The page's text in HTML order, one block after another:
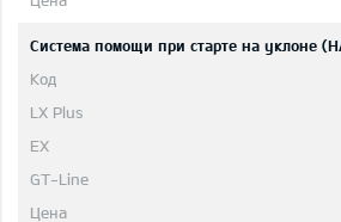
Система помощи при старте на уклоне